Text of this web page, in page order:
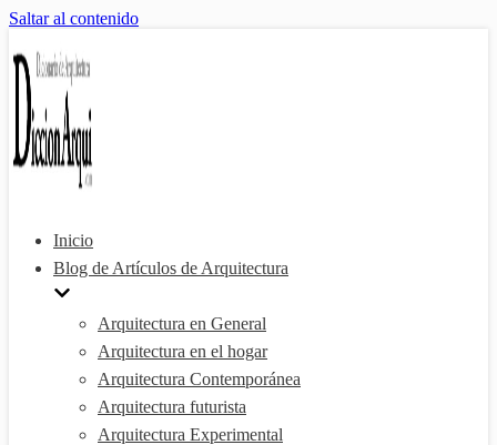
Saltar al contenido
Inicio
Blog de Artículos de Arquitectura
Arquitectura en General
Arquitectura en el hogar
Arquitectura Contemporánea
Arquitectura futurista
Arquitectura Experimental